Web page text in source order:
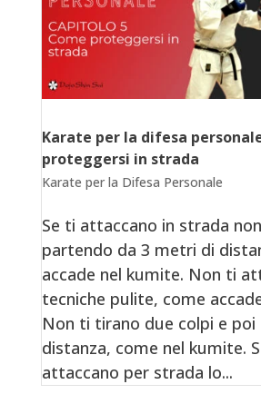
Karate per la difesa
proteggersi in strada
Karate per la Difesa Personale
Se ti attaccano in strada
partendo da 3 metri di
accade nel kumite. Non ti
tecniche pulite, come
Non ti tirano due colpi e poi
distanza, come nel kumite.
attaccano per strada lo...